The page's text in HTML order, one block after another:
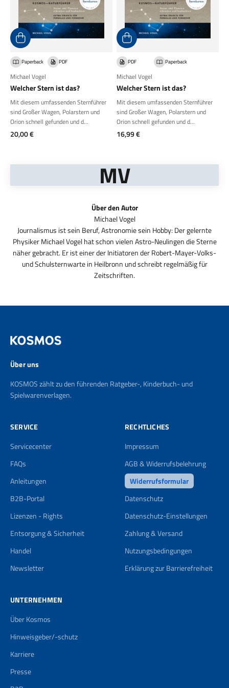
Paperback PDF
Michael Vogel
Welcher Stern ist das?
Mit diesem umfassenden Sternführer
sind Großer Wagen, Polarstern und
Orion schnell gefunden und d...
Angebot
20,00 €
PDF Paperback
Michael Vogel
Welcher Stern ist das?
Mit diesem umfassenden Sternführer
sind Großer Wagen, Polarstern und
Orion schnell gefunden und d...
Angebot
16,99 €
MV
Über den Autor
Journalismus ist sein Beruf, Astronomie sein Hobby: Der gelernte
Physiker Michael Vogel hat schon vielen Astro-Neulingen die Sterne
näher gebracht. Er ist einer der Initiatoren der Robert-Mayer-Volks-
und Schulsternwarte in Heilbronn und schreibt regelmäßig für
Zeitschriften.
Über uns
KOSMOS zählt zu den führenden Ratgeber-, Kinderbuch- und
Spielwarenverlagen.
SERVICE
Servicecenter
FAQs
Anleitungen
B2B-Portal
Lizenzen - Rights
Entsorgung & Sicherheit
Handel
Newsletter
RECHTLICHES
Impressum
AGB & Widerrufsbelehrung
Widerrufsformular
Datenschutz
Datenschutz-Einstellungen
Zahlung & Versand
Nutzungsbedingungen
Erklärung zur Barrierefreiheit
UNTERNEHMEN
Über Kosmos
Hinweisgeber/-schutz
Karriere
Presse